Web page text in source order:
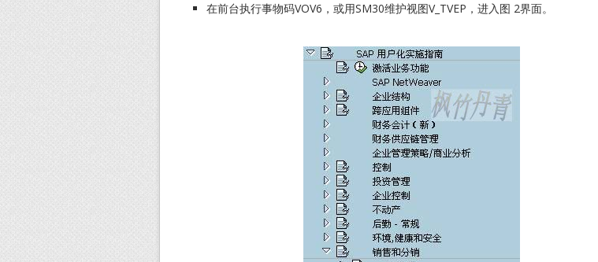
在前台执行事物码VOV6，或用SM30维护视图V_TVEP，进入图 2界面。